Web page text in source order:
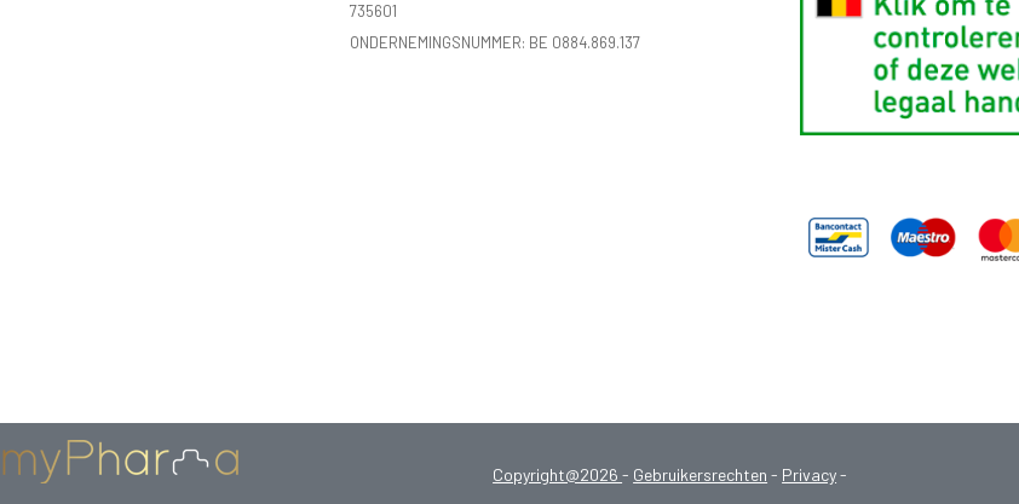
735601
ONDERNEMINGSNUMMER: BE 0884.869.137
Copyright@2026- Gebruikersrechten - Privacy-